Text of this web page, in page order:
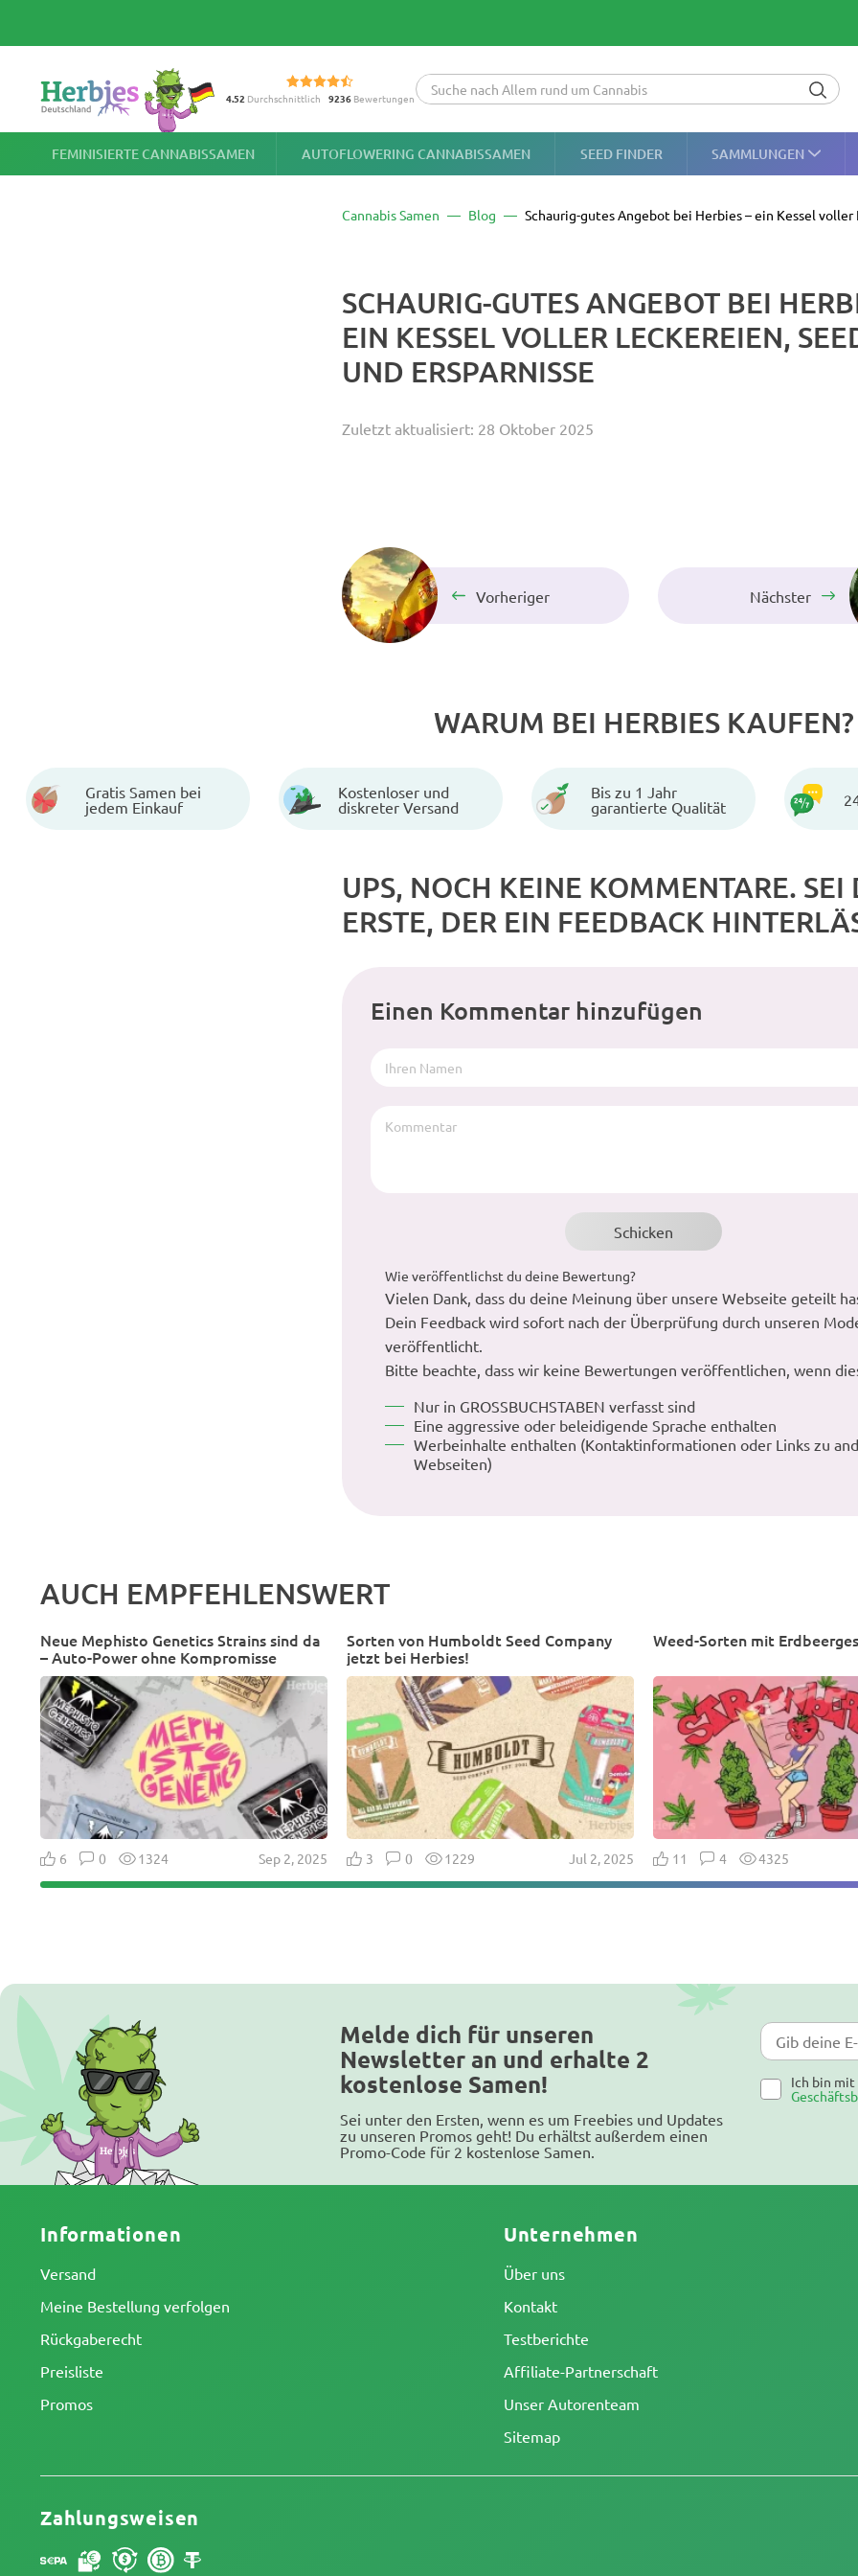
4.52 Durchschnittlich 9236Bewertungen
FEMINISIERTE CANNABISSAMEN AUTOFLOWERING CANNABISSAMEN SEED FINDER SAMMLUNGEN
Cannabis Samen Blog Schaurig-gutes Angebot bei Herbies – ein Kessel voller
SCHAURIG-GUTES ANGEBOT BEI
EIN KESSEL VOLLER LECKEREIEN,
UND ERSPARNISSE
Zuletzt aktualisiert: 28 Oktober 2025
Vorheriger Nächster
WARUM BEI HERBIES KAUFEN?
Gratis Samen bei
jedem Einkauf
Kostenloser und
diskreter Versand
Bis zu 1 Jahr
garantierte Qualität
UPS, NOCH KEINE KOMMENTARE. SEI
ERSTE, DER EIN FEEDBACK
Einen Kommentar hinzufügen
Wie veröffentlichst du deine Bewertung?
Vielen Dank, dass du deine Meinung über unsere Webseite geteilt
Dein Feedback wird sofort nach der Überprüfung durch unseren
veröffentlicht.
Bitte beachte, dass wir keine Bewertungen veröffentlichen, wenn
Nur in GROSSBUCHSTABEN verfasst sind
Eine aggressive oder beleidigende Sprache enthalten
Werbeinhalte enthalten (Kontaktinformationen oder Links zu
Webseiten)
AUCH EMPFEHLENSWERT
Neue Mephisto Genetics Strains sind da
– Auto-Power ohne Kompromisse
6 0 1324 Sep 2, 2025
Sorten von Humboldt Seed Company
jetzt bei Herbies!
3 0 1229 Jul 2, 2025
Weed-Sorten mit
11 4 4325
Melde dich für unseren
Newsletter an und erhalte 2
kostenlose Samen!
Sei unter den Ersten, wenn es um Freebies und Updates
zu unseren Promos geht! Du erhältst außerdem einen
Promo-Code für 2 kostenlose Samen.
Ich bin
Informationen
Versand
Meine Bestellung verfolgen
Rückgaberecht
Preisliste
Promos
Unternehmen
Über uns
Kontakt
Testberichte
Affiliate-Partnerschaft
Unser Autorenteam
Sitemap
Zahlungsweisen